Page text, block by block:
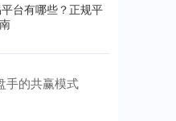
台有哪些？正规平
手的共赢模式